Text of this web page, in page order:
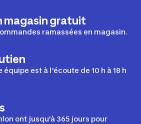
magasin gratuit
ramassées en magasin.
équipe est à l'écoute de 10 h à 18 h
ont jusqu'à 365 jours pour